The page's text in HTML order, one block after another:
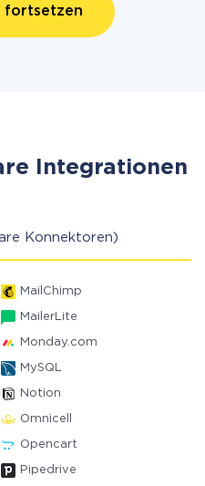
fortsetzen
Integrationen
Konnektoren)
MailChimp
MailerLite
Monday.com
MySQL
Notion
Omnicell
Opencart
Pipedrive